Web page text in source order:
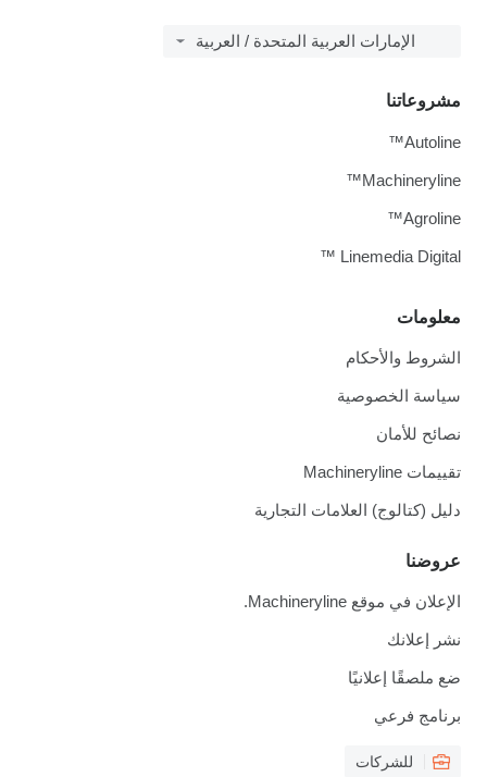
الإمارات العربية المتحدة / العربية
معلومات
الشروط والأحكام
سياسة الخصوصية
نصائح للأمان
تقييمات Machineryline
دليل (كتالوج) العلامات التجارية
عروضنا
الإعلان في موقع Machineryline.
نشر إعلانك
ضع ملصقًا إعلانيًا
برنامج فرعي
للشركات
مشروعاتنا
Autoline™
Machineryline™
Agroline™
Linemedia Digital ™